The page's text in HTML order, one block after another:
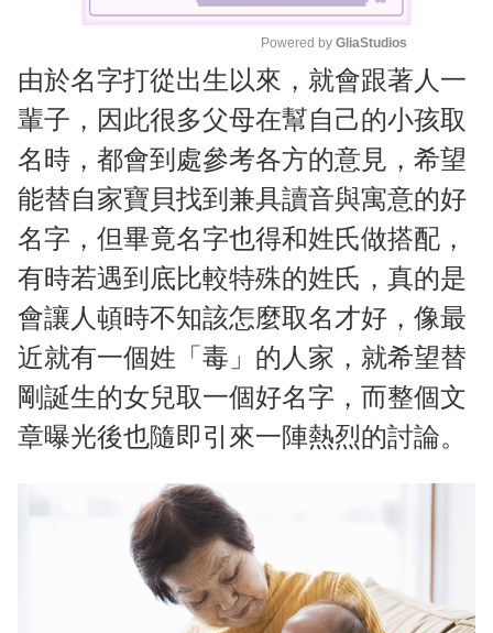
M
u
t
e
Powered by GliaStudios
由於名字打從出生以來，就會跟著人一
輩子，因此很多父母在幫自己的小孩取
名時，都會到處參考各方的意見，希望
能替自家寶貝找到兼具讀音與寓意的好
名字，但畢竟名字也得和姓氏做搭配，
有時若遇到底比較特殊的姓氏，真的是
會讓人頓時不知該怎麼取名才好，像最
近就有一個姓「毒」的人家，就希望替
剛誕生的女兒取一個好名字，而整個文
章曝光後也隨即引來一陣熱烈的討論。